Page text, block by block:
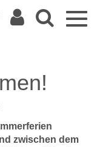
zwischen dem